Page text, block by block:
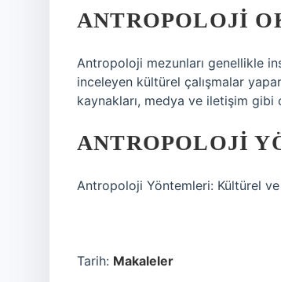
ANTROPOLOJI
Antropoloji mezunları genellikle
inceleyen kültürel çalışmalar
kaynakları, medya ve iletişim gibi
ANTROPOLOJI
Antropoloji Yöntemleri: Kültürel
Tarih: Makaleler